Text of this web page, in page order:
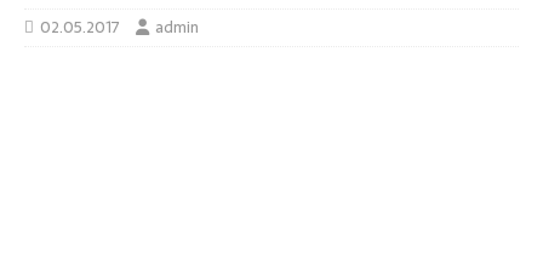
02.05.2017 admin